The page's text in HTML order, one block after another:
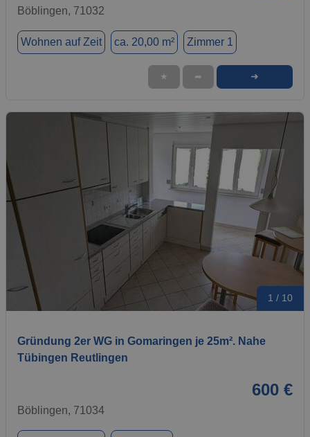
Böblingen, 71032
Wohnen auf Zeit ca. 20,00 m² Zimmer 1
★ ➦ ➜
1 / 10
Gründung 2er WG in Gomaringen je 25m². Nahe
Tübingen Reutlingen
600 €
Böblingen, 71034